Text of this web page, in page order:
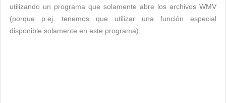
utilizando un programa que solamente abre los archivos WMV
(porque p.ej. tenemos que utilizar una función especial
disponible solamente en este programa).